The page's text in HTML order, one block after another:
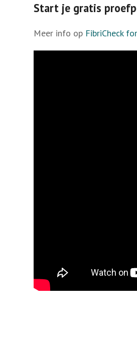
Start je gratis
Meer info op FibriCheck